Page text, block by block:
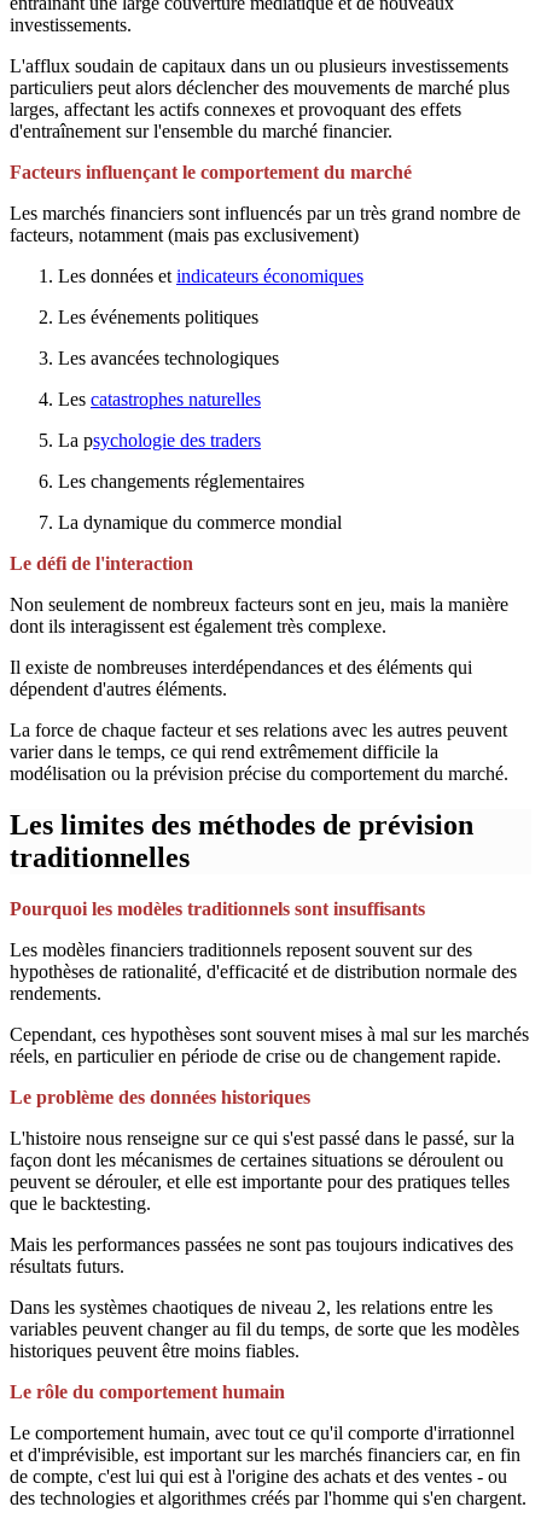
investissements.
L'afflux soudain de capitaux dans un ou plusieurs investissements
particuliers peut alors déclencher des mouvements de marché plus
larges, affectant les actifs connexes et provoquant des effets
d'entraînement sur l'ensemble du marché financier.
Facteurs influençant le comportement du marché
Les marchés financiers sont influencés par un très grand nombre de
facteurs, notamment (mais pas exclusivement)
Les données et indicateurs économiques
Les événements politiques
Les avancées technologiques
Les catastrophes naturelles
La psychologie des traders
Les changements réglementaires
La dynamique du commerce mondial
Le défi de l'interaction
Non seulement de nombreux facteurs sont en jeu, mais la manière
dont ils interagissent est également très complexe.
Il existe de nombreuses interdépendances et des éléments qui
dépendent d'autres éléments.
La force de chaque facteur et ses relations avec les autres peuvent
varier dans le temps, ce qui rend extrêmement difficile la
modélisation ou la prévision précise du comportement du marché.
Les limites des méthodes de prévision
traditionnelles
Pourquoi les modèles traditionnels sont insuffisants
Les modèles financiers traditionnels reposent souvent sur des
hypothèses de rationalité, d'efficacité et de distribution normale des
rendements.
Cependant, ces hypothèses sont souvent mises à mal sur les marchés
réels, en particulier en période de crise ou de changement rapide.
Le problème des données historiques
L'histoire nous renseigne sur ce qui s'est passé dans le passé, sur la
façon dont les mécanismes de certaines situations se déroulent ou
peuvent se dérouler, et elle est importante pour des pratiques telles
que le backtesting.
Mais les performances passées ne sont pas toujours indicatives des
résultats futurs.
Dans les systèmes chaotiques de niveau 2, les relations entre les
variables peuvent changer au fil du temps, de sorte que les modèles
historiques peuvent être moins fiables.
Le rôle du comportement humain
Le comportement humain, avec tout ce qu'il comporte d'irrationnel
et d'imprévisible, est important sur les marchés financiers car, en fin
de compte, c'est lui qui est à l'origine des achats et des ventes - ou
des technologies et algorithmes créés par l'homme qui s'en chargent.